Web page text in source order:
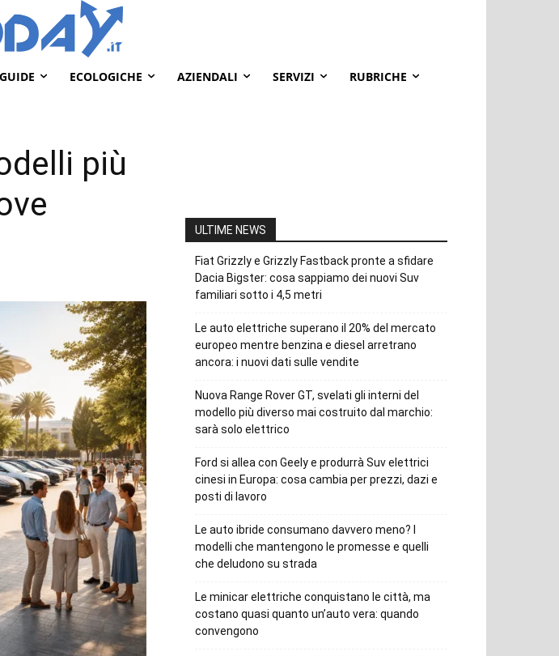
GUIDE ECOLOGICHE AZIENDALI SERVIZI RUBRICHE
più
ULTIME NEWS
Fiat Grizzly e Grizzly Fastback pronte a sfidare
Dacia Bigster: cosa sappiamo dei nuovi Suv
familiari sotto i 4,5 metri
Le auto elettriche superano il 20% del mercato
europeo mentre benzina e diesel arretrano
ancora: i nuovi dati sulle vendite
Nuova Range Rover GT, svelati gli interni del
modello più diverso mai costruito dal marchio:
sarà solo elettrico
Ford si allea con Geely e produrrà Suv elettrici
cinesi in Europa: cosa cambia per prezzi, dazi e
posti di lavoro
Le auto ibride consumano davvero meno? I
modelli che mantengono le promesse e quelli
che deludono su strada
Le minicar elettriche conquistano le città, ma
costano quasi quanto un’auto vera: quando
convengono